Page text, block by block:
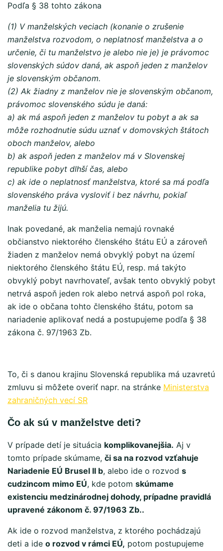
Podľa § 38 tohto zákona
(1) V manželských veciach (konanie o zrušenie
manželstva rozvodom, o neplatnosť manželstva a o
určenie, či tu manželstvo je alebo nie je) je právomoc
slovenských súdov daná, ak aspoň jeden z manželov
je slovenským občanom.
(2) Ak žiadny z manželov nie je slovenským občanom,
právomoc slovenského súdu je daná:
a) ak má aspoň jeden z manželov tu pobyt a ak sa
môže rozhodnutie súdu uznať v domovských štátoch
oboch manželov, alebo
b) ak aspoň jeden z manželov má v Slovenskej
republike pobyt dlhší čas, alebo
c) ak ide o neplatnosť manželstva, ktoré sa má podľa
slovenského práva vysloviť i bez návrhu, pokiaľ
manželia tu žijú.
Inak povedané, ak manželia nemajú rovnaké
občianstvo niektorého členského štátu EÚ a zároveň
žiaden z manželov nemá obvyklý pobyt na území
niektorého členského štátu EÚ, resp. má takýto
obvyklý pobyt navrhovateľ, avšak tento obvyklý pobyt
netrvá aspoň jeden rok alebo netrvá aspoň pol roka,
ak ide o občana tohto členského štátu, potom sa
nariadenie aplikovať nedá a postupujeme podľa § 38
zákona č. 97/1963 Zb.
To, či s danou krajinu Slovenská republika má uzavretú
zmluvu si môžete overiť napr. na stránke Ministerstva
zahraničných vecí SR
Čo ak sú v manželstve deti?
V prípade detí je situácia komplikovanejšia. Aj v
tomto prípade skúmame, či sa na rozvod vzťahuje
Nariadenie EÚ Brusel II b, alebo ide o rozvod s
cudzincom mimo EÚ, kde potom skúmame
existenciu medzinárodnej dohody, prípadne pravidlá
upravené zákonom č. 97/1963 Zb..
Ak ide o rozvod manželstva, z ktorého pochádzajú
deti a ide o rozvod v rámci EÚ, potom postupujeme